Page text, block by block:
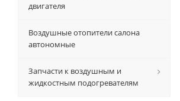
двигателя
Воздушные отопители салона
автономные
Запчасти к воздушным и
жидкостным подогревателям